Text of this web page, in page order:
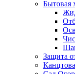
Бытовая
Защита